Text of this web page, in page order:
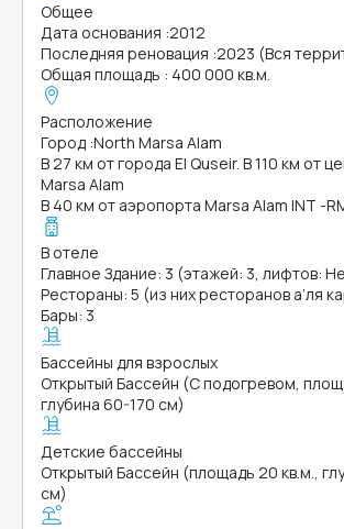
Общее
Дата основания :2012
Последняя реновация :2023 (Вся
Общая площадь : 400 000 кв.м.
Расположение
Город :North Marsa Alam
В 27 км от города El Quseir. В 110 км от
Marsa Alam
В 40 км от аэропорта Marsa Alam INT -
В отеле
Главное Здание: 3 (этажей: 3, лифтов:
Рестораны: 5 (из них ресторанов а’ля
Бары: 3
Бассейны для взрослых
Открытый Бассейн (С подогревом,
глубина 60-170 см)
Детские бассейны
Открытый Бассейн (площадь 20 кв.м.,
см)